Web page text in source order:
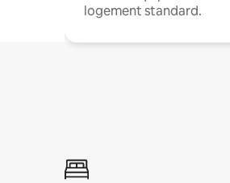
logement standard.